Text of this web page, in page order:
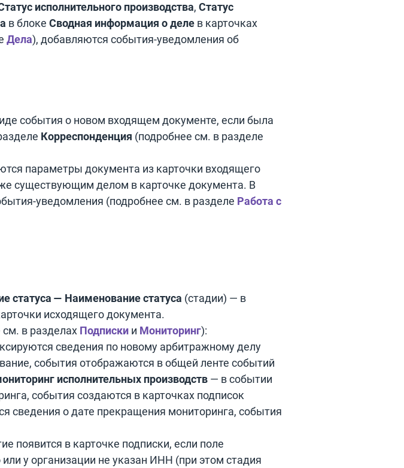
исполнительного производства, Статус
в блоке Сводная информация о деле в карточках
Дела), добавляются события-уведомления об
события о новом входящем документе, если была
Корреспонденция (подробнее см. в разделе
параметры документа из карточки входящего
существующим делом в карточке документа. В
уведомления (подробнее см. в разделе Работа с
статуса — Наименование статуса (стадии) — в
исходящего документа.
в разделах Подписки и Мониторинг):
сведения по новому арбитражному делу
события отображаются в общей ленте событий
исполнительных производств — в событии
события создаются в карточках подписок
сведения о дате прекращения мониторинга, события
появится в карточке подписки, если поле
или у организации не указан ИНН (при этом стадия